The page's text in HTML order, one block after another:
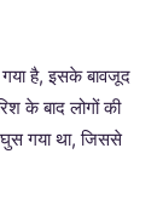
गया है, इसके बावजूद
के बाद लोगों की
घुस गया था, जिससे